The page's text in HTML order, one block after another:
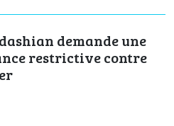
demande une
restrictive contre